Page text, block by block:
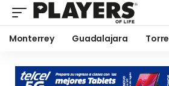
Monterrey Guadalajara